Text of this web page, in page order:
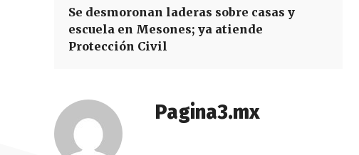
Se desmoronan laderas sobre casas y
escuela en Mesones; ya atiende
Protección Civil
Pagina3.mx